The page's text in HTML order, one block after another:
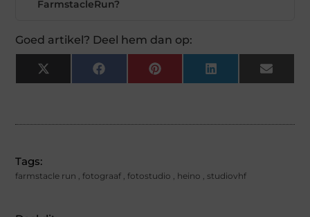
FarmstacleRun?
Goed artikel? Deel hem dan op:
X
(Twitter)
Facebook Pinterest LinkedIn Email
Tags:
farmstacle run fotograaf fotostudio heino studiovhf